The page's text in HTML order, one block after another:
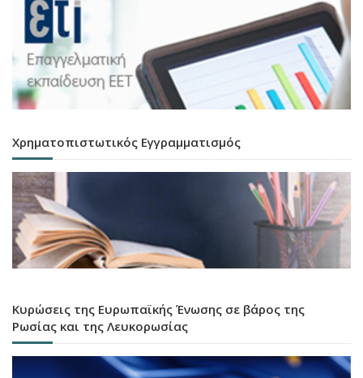
Χρηματοπιστωτικός Εγγραμματισμός
Κυρώσεις της Ευρωπαϊκής Ένωσης σε βάρος της
Ρωσίας και της Λευκορωσίας